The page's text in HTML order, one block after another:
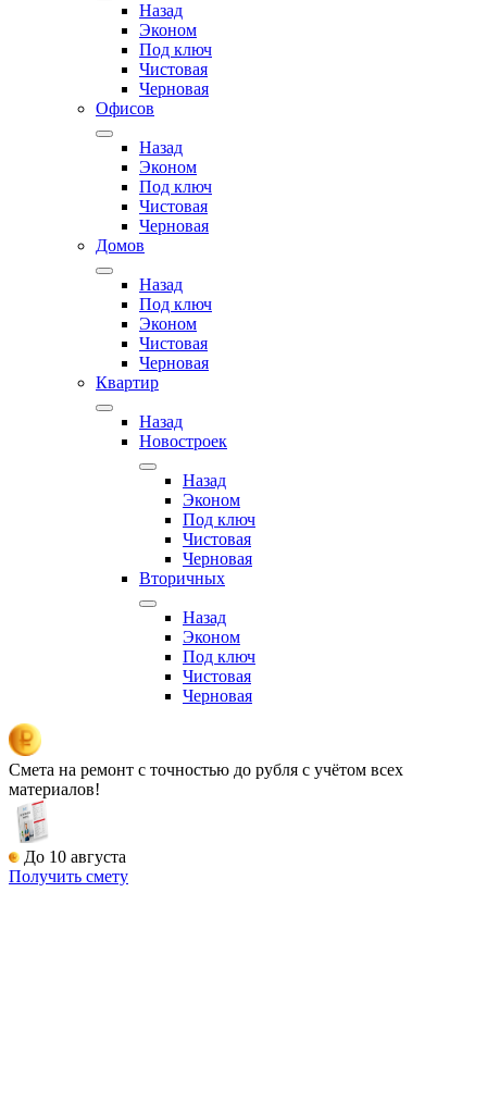
Назад
Эконом
Под ключ
Чистовая
Черновая
Офисов
Назад
Эконом
Под ключ
Чистовая
Черновая
Домов
Назад
Под ключ
Эконом
Чистовая
Черновая
Квартир
Назад
Новостроек
Назад
Эконом
Под ключ
Чистовая
Черновая
Вторичных
Назад
Эконом
Под ключ
Чистовая
Черновая
Смета на ремонт с точностью до рубля с учётом всех
материалов!
До 10 августа
Получить смету